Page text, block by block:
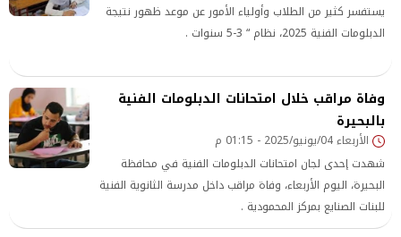
يستفسر كثير من الطلاب وأولياء الأمور عن موعد ظهور نتيجة
الدبلومات الفنية 2025، نظام “ 3-5 سنوات .
وفاة مراقب خلال امتحانات الدبلومات الفنية
بالبحيرة
الأربعاء 04/يونيو/2025 - 01:15 م
شهدت إحدى لجان امتحانات الدبلومات الفنية في محافظة
البحيرة، اليوم الأربعاء، وفاة مراقب داخل مدرسة الثانوية الفنية
للبنات الصنايع بمركز المحمودية .